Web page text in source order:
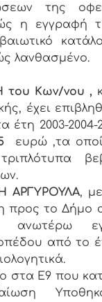
της
η εγγραφή
λανθασμένο.
του Κων/νου ,
έχει
έτη 2003-2004-
ευρώ ,τα
ΑΡΓΥΡΟΥΛΑ,
προς το Δήμο
από το
στα Ε9 που